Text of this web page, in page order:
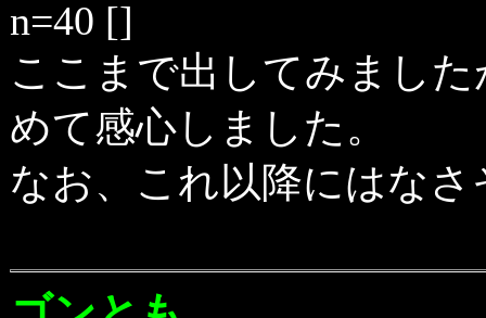
n=40 []
ここまで出してみまし
めて感心しました。
なお、これ以降にはな